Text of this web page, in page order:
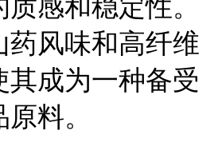
药风味和高纤维
其成为一种备受
料。